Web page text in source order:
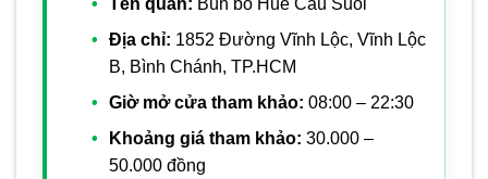
Địa chỉ: 1852 Đường Vĩnh Lộc, Vĩnh Lộc
B, Bình Chánh, TP.HCM
Giờ mở cửa tham khảo: 08:00 – 22:30
Khoảng giá tham khảo: 30.000 –
50.000 đồng